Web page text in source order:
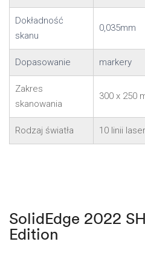
Dokładność
skanu
0,035mm
Dopasowanie markery
Zakres
skanowania
300 x 250
Rodzaj światła 10 linii
SolidEdge 2022
Edition